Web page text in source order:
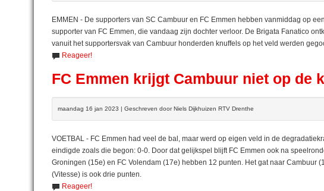
EMMEN - De supporters van SC Cambuur en FC Emmen hebben vanmiddag op
supporter van FC Emmen, die vandaag zijn dochter verloor. De Brigata Fanatico
vanuit het supportersvak van Cambuur honderden knuffels op het veld werden
Reageer!
FC Emmen krijgt Cambuur niet op de
maandag 16 jan 2023 | Geschreven door Niels Dijkhuizen RTV Drenthe
VOETBAL - FC Emmen had veel de bal, maar werd op eigen veld in de
eindigde zoals die begon: 0-0. Door dat gelijkspel blijft FC Emmen ook na
Groningen (15e) en FC Volendam (17e) hebben 12 punten. Het gat naar Cambuur
(Vitesse) is ook drie punten.
Reageer!